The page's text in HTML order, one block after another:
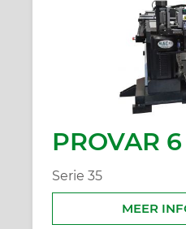
PROVAR
Serie 35
MEER